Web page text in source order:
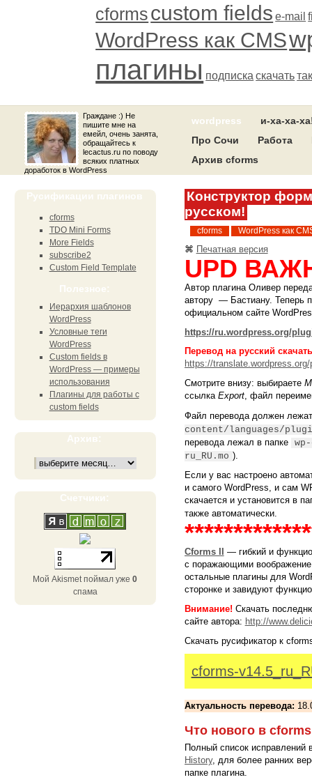
cformscustom fields e-mail
WordPress как CMS
плагины подписка скачать
Граждане :) Не
пишите мне на
емейл, очень занята,
обращайтесь к
lecactus.ru по поводу
всяких платных
доработок в WordPress
wordpress
и-ха-ха-
Про Сочи
Работа
Архив cforms
Конструктор
русском!
cforms WordPress как
⌘ Печатная версия
UPD
Автор плагина Оливер
автору — Бастиану. Теперь
официальном сайте
https://ru.wordpress.org/
Перевод на русский
https://
Смотрите внизу: выбираете
ссылка Export, файл
Файл перевода должен
content/languages/
перевода лежал в папке
ru_RU.mo ).
Если у вас настроено
и самого WordPress, и сам
скачается и установится в
также автоматически.
Cforms II
— гибкий и
с поражающими воображение
остальные плагины для
сторонке и завидуют
Внимание! Скачать
сайте автора: http://
Скачать русификатор к
cforms-
Актуальность перевода:
Что нового в cforms
Полный список исправлений
History, для более ранних
папке плагина.
Русификации плагинов
cforms
TDO Mini Forms
More Fields
subscribe2
Custom Field Template
Полезное:
Иерархия шаблонов
WordPress
Условные теги
WordPress
Custom fields в
WordPress — примеры
использования
Плагины для работы с
custom fields
Архив:
Счетчики:
Мой Akismet поймал уже0
спама